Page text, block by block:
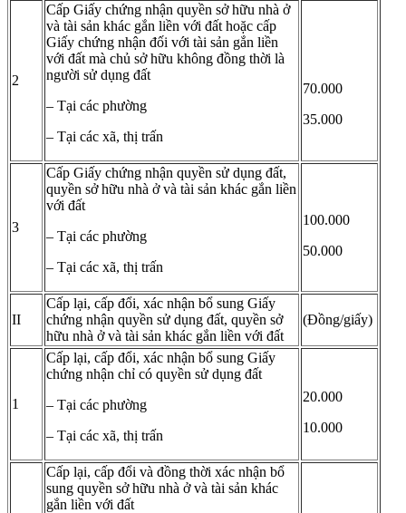
2
Cấp Giấy chứng nhận quyền sở hữu nhà ở
và tài sản khác gắn liền với đất hoặc cấp
Giấy chứng nhận đối với tài sản gắn liền
với đất mà chủ sở hữu không đồng thời là
người sử dụng đất
– Tại các phường
– Tại các xã, thị trấn
70.000
35.000
3
Cấp Giấy chứng nhận quyền sử dụng đất,
quyền sở hữu nhà ở và tài sản khác gắn liền
với đất
– Tại các phường
– Tại các xã, thị trấn
100.000
50.000
II
Cấp lại, cấp đổi, xác nhận bổ sung Giấy
chứng nhận quyền sử dụng đất, quyền sở
hữu nhà ở và tài sản khác gắn liền với đất
(Đồng/giấy)
1
Cấp lại, cấp đổi, xác nhận bổ sung Giấy
chứng nhận chỉ có quyền sử dụng đất
– Tại các phường
– Tại các xã, thị trấn
20.000
10.000
Cấp lại, cấp đổi và đồng thời xác nhận bổ
sung quyền sở hữu nhà ở và tài sản khác
gắn liền với đất